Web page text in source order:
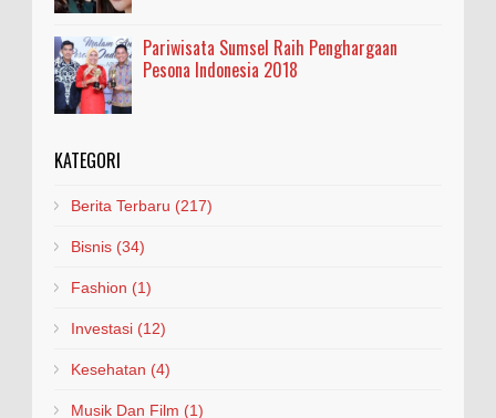
Pariwisata Sumsel Raih Penghargaan
Pesona Indonesia 2018
KATEGORI
Berita Terbaru (217)
Bisnis (34)
Fashion (1)
Investasi (12)
Kesehatan (4)
Musik Dan Film (1)